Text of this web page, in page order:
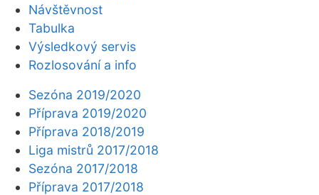
Návštěvnost
Tabulka
Výsledkový servis
Rozlosování a info
Sezóna 2019/2020
Příprava 2019/2020
Příprava 2018/2019
Liga mistrů 2017/2018
Sezóna 2017/2018
Příprava 2017/2018